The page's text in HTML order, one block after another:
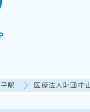
駅 医療法人財団中